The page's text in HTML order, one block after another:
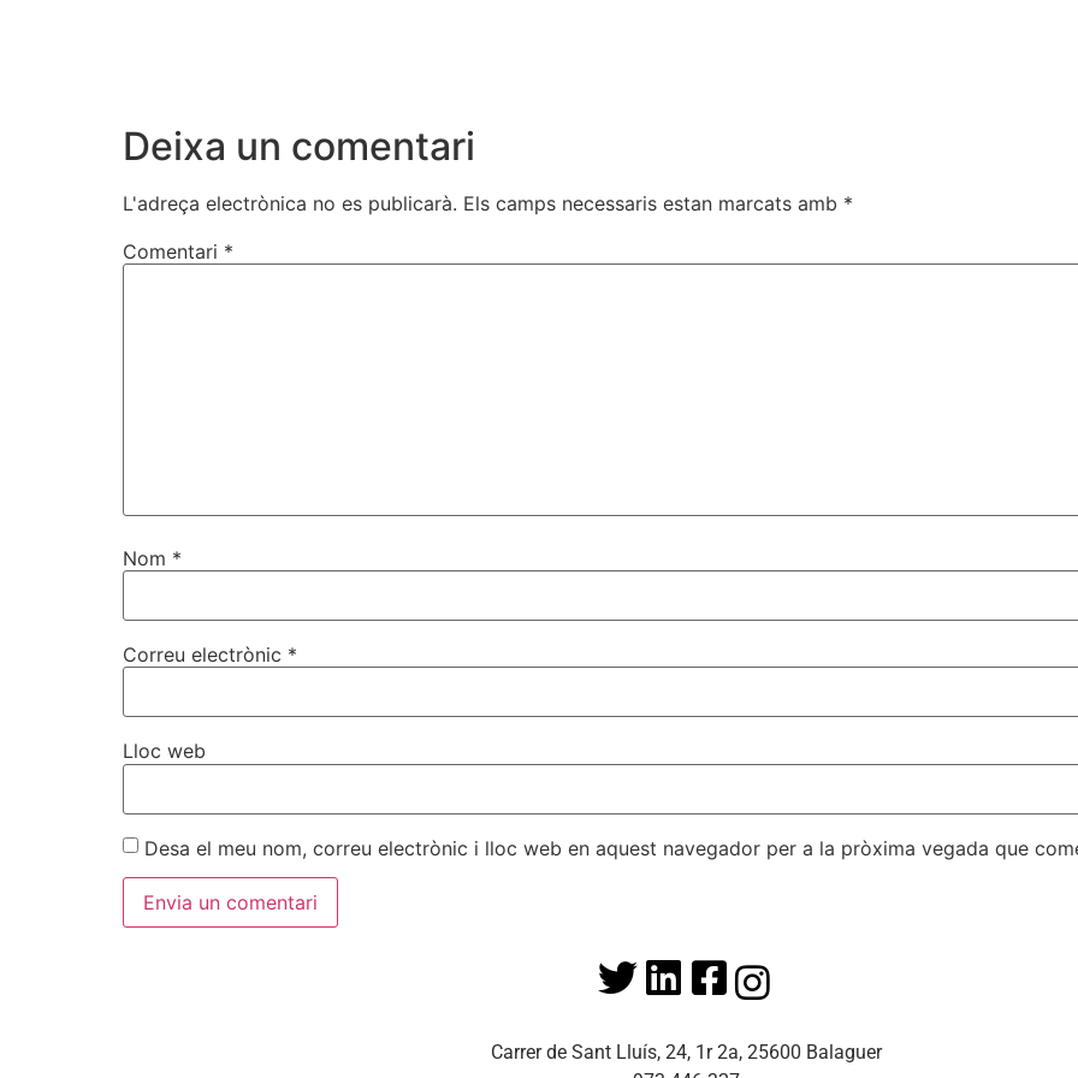
Deixa un comentari
L'adreça electrònica no es publicarà. Els camps necessaris estan marcats amb *
Comentari *
Nom *
Correu electrònic *
Lloc web
Desa el meu nom, correu electrònic i lloc web en aquest navegador per a la pròxima vegada que
Carrer de Sant Lluís, 24, 1r 2a, 25600 Balaguer